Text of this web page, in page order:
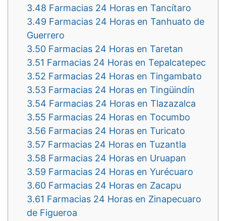
3.48 Farmacias 24 Horas en Tancítaro
3.49 Farmacias 24 Horas en Tanhuato de
Guerrero
3.50 Farmacias 24 Horas en Taretan
3.51 Farmacias 24 Horas en Tepalcatepec
3.52 Farmacias 24 Horas en Tingambato
3.53 Farmacias 24 Horas en Tingüindín
3.54 Farmacias 24 Horas en Tlazazalca
3.55 Farmacias 24 Horas en Tocumbo
3.56 Farmacias 24 Horas en Turicato
3.57 Farmacias 24 Horas en Tuzantla
3.58 Farmacias 24 Horas en Uruapan
3.59 Farmacias 24 Horas en Yurécuaro
3.60 Farmacias 24 Horas en Zacapu
3.61 Farmacias 24 Horas en Zinapecuaro
de Figueroa